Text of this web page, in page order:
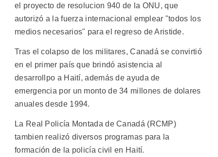
el proyecto de resolucion 940 de la ONU, que
autorizó a la fuerza internacional emplear "todos los
medios necesarios" para el regreso de Aristide.
Tras el colapso de los militares, Canadá se convirtió
en el primer país que brindó asistencia al
desarrollpo a Haití, además de ayuda de
emergencia por un monto de 34 millones de dolares
anuales desde 1994.
La Real Policía Montada de Canadá (RCMP)
tambien realizó diversos programas para la
formación de la policía civil en Haití.